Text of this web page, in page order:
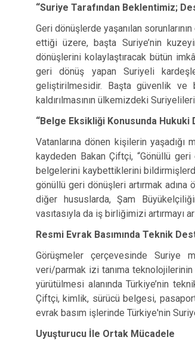
“Suriye Tarafından Beklentimiz;
Geri dönüşlerde yaşanılan
ettiği üzere, başta Suriye’nin
dönüşlerini kolaylaştıracak bütün
geri dönüş yapan Suriyeli
geliştirilmesidir. Başta güvenlik ve
kaldırılmasının ülkemizdeki
“Belge Eksikliği Konusunda
Vatanlarına dönen kişilerin
kaydeden Bakan Çiftçi, “Gönüllü
belgelerini kaybettiklerini
gönüllü geri dönüşleri artırmak
diğer hususlarda, Şam
vasıtasıyla da iş birliğimizi artırmayı
Resmi Evrak Basımında Teknik
Görüşmeler çerçevesinde Suriye
veri/parmak izi tanıma
yürütülmesi alanında Türkiye’nin
Çiftçi, kimlik, sürücü belgesi,
evrak basım işlerinde Türkiye'nin
Uyuşturucu İle Ortak Mücadele